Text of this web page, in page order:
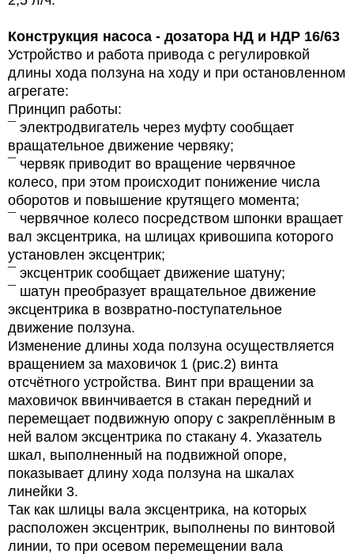
Конструкция насоса - дозатора НД и НДР 16/63
Устройство и работа привода с регулировкой
длины хода ползуна на ходу и при остановленном
агрегате:
Принцип работы:
¯ электродвигатель через муфту сообщает
вращательное движение червяку;
¯ червяк приводит во вращение червячное
колесо, при этом происходит понижение числа
оборотов и повышение крутящего момента;
¯ червячное колесо посредством шпонки вращает
вал эксцентрика, на шлицах кривошипа которого
установлен эксцентрик;
¯ эксцентрик сообщает движение шатуну;
¯ шатун преобразует вращательное движение
эксцентрика в возвратно-поступательное
движение ползуна.
Изменение длины хода ползуна осуществляется
вращением за маховичок 1 (рис.2) винта
отсчётного устройства. Винт при вращении за
маховичок ввинчивается в стакан передний и
перемещает подвижную опору с закреплённым в
ней валом эксцентрика по стакану 4. Указатель
шкал, выполненный на подвижной опоре,
показывает длину хода ползуна на шкалах
линейки 3.
Так как шлицы вала эксцентрика, на которых
расположен эксцентрик, выполнены по винтовой
линии, то при осевом перемещении вала